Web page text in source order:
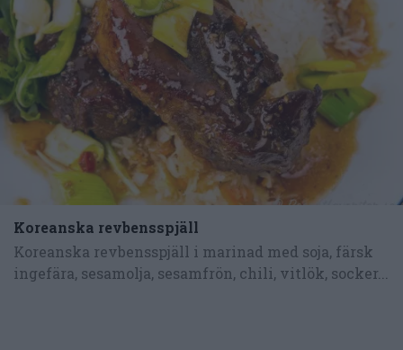
Koreanska revbensspjäll
Koreanska revbensspjäll i marinad med soja, färsk
ingefära, sesamolja, sesamfrön, chili, vitlök, socker...